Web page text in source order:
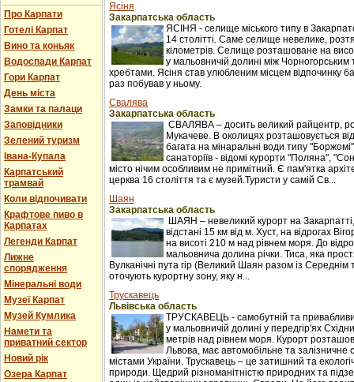
Про Карпати
Готелі Карпат
Вино та коньяк
Водоспади Карпат
Гори Карпат
День міста
Замки та палаци
Заповідники
Зелений туризм
Івана-Купала
Карпатський
трамвай
Коли відпочивати
Крафтове пиво в
Карпатах
Легенди Карпат
Лижне
спорядження
Мінеральні води
Музеї Карпат
Музей Кумлика
Намети та
приватний сектор
Новий рік
Озера Карпат
Ясіня
Закарпатська область
ЯСІНЯ - селище міського типу в
14 столітті. Саме селище невелике,
кілометрів. Селище розташоване на
у мальовничій долині між
хребтами. Ясіня став улюбленим місцем відпочинку
раз побував у ньому.
Свалява
Закарпатська область
СВАЛЯВА – досить великий райцентр,
Мукачеве. В околицях розташовується
багата на мінаральні води типу
санаторіїв - відомі курорти "Поляна",
місто нічим особливим не примітний. Є пам'ятка
церква 16 століття та є музей.Туристи у самій Св...
Шаян
Закарпатська область
ШАЯН – невеликий курорт на
відстані 15 км від м. Хуст, на відрогах
на висоті 210 м над рівнем моря. До
мальовнича долина річки. Тиса, яка
Вулканічні пута гір (Великий Шаян разом із
оточують курортну зону, яку н...
Трускавець
Львівська область
ТРУСКАВЕЦЬ - самобутній та
у мальовничій долині у передгір'ях
метрів над рівнем моря. Курорт
Львова, має автомобільне та залізничне
містами України. Трускавець – це затишний та
природи. Щедрий різноманітністю природних та